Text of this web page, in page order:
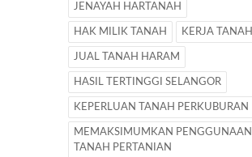
JENAYAH HARTANAH
HAK MILIK TANAH KERJA TANAH
JUAL TANAH HARAM
HASIL TERTINGGI SELANGOR
KEPERLUAN TANAH PERKUBURAN
MEMAKSIMUMKAN PENGGUNAAN
TANAH PERTANIAN